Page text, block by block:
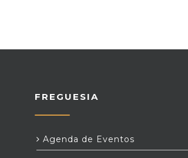
FREGUESIA
Agenda de Eventos